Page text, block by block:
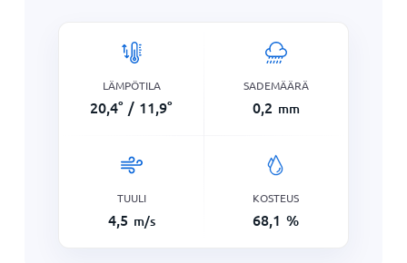
LÄMPÖTILA
20,4° / 11,9°
SADEMÄÄRÄ
0,2 mm
TUULI
4,5 m/s
KOSTEUS
68,1 %